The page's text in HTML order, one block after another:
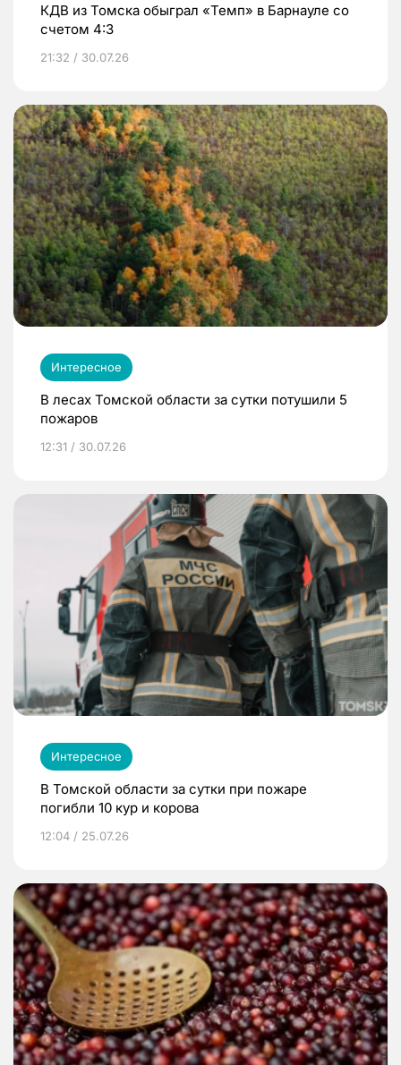
КДВ из Томска обыграл «Темп» в Барнауле со
счетом 4:3
21:32 / 30.07.26
Интересное
В лесах Томской области за сутки потушили 5
пожаров
12:31 / 30.07.26
Интересное
В Томской области за сутки при пожаре
погибли 10 кур и корова
12:04 / 25.07.26